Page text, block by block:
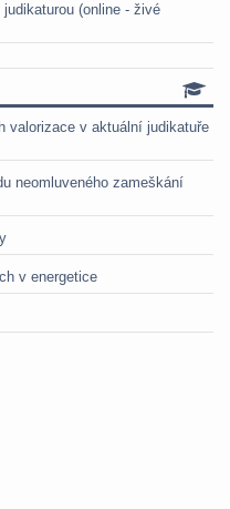
(online - živé
valorizace v aktuální judikatuře
neomluveného zameškání
v energetice